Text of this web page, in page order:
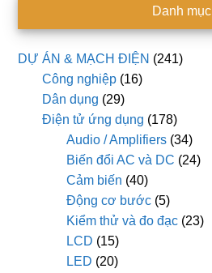
Danh mục
DỰ ÁN & MẠCH ĐIỆN (241)
Công nghiệp (16)
Dân dụng (29)
Điện tử ứng dụng (178)
Audio / Amplifiers (34)
Biến đổi AC và DC (24)
Cảm biến (40)
Động cơ bước (5)
Kiểm thử và đo đạc (23)
LCD (15)
LED (20)